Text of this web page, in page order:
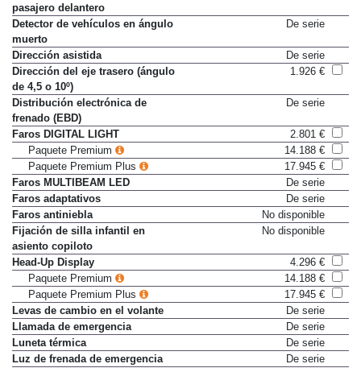
pasajero delantero
Detector de vehículos en ángulo
muerto
De serie
Dirección asistida
De serie
Dirección del eje trasero (ángulo
de 4,5 o 10º)
1.926 €
Distribución electrónica de
frenado (EBD)
De serie
Faros DIGITAL LIGHT
2.801 €
Paquete Premium
14.188 €
Paquete Premium Plus
17.945 €
Faros MULTIBEAM LED
De serie
Faros adaptativos
De serie
Faros antiniebla
No disponible
Fijación de silla infantil en
asiento copiloto
No disponible
Head-Up Display
4.296 €
Paquete Premium
14.188 €
Paquete Premium Plus
17.945 €
Levas de cambio en el volante
De serie
Llamada de emergencia
De serie
Luneta térmica
De serie
Luz de frenada de emergencia
De serie